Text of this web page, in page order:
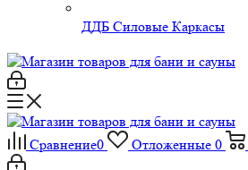
ДДБ Силовые Каркасы
Сравнение0 Отложенные 0